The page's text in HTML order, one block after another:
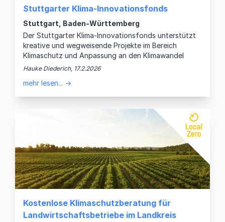
Stuttgarter Klima-Innovationsfonds
Stuttgart, Baden-Württemberg
Der Stuttgarter Klima-Innovationsfonds unterstützt
kreative und wegweisende Projekte im Bereich
Klimaschutz und Anpassung an den Klimawandel
Hauke Diederich, 17.2.2026
mehr lesen... →
Kostenlose Klimaschutzberatung für
Landwirtschaftsbetriebe im Landkreis